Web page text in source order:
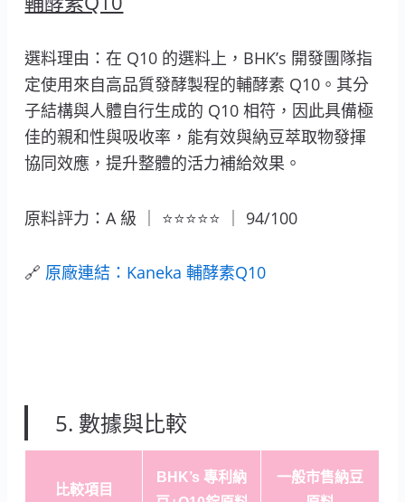
選料理由：在 Q10 的選料上，BHK’s 開發團隊指
定使用來自高品質發酵製程的輔酵素 Q10。其分
子結構與人體自行生成的 Q10 相符，因此具備極
佳的親和性與吸收率，能有效與納豆萃取物發揮
協同效應，提升整體的活力補給效果。
原料評力：A 級 ｜ ⭐⭐⭐⭐⭐ ｜ 94/100
🔗 原廠連結：Kaneka 輔酵素Q10
5. 數據與比較
比較項目
BHK’s 專利納
一般市售納豆